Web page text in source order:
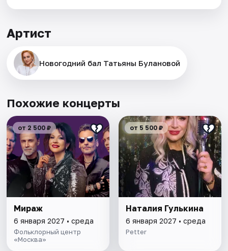
Артист
Новогодний бал Татьяны Булановой
Похожие концерты
от 2 500 ₽
Мираж
6 января 2027 • среда
Фольклорный центр
«Москва»
от 5 500 ₽
Наталия Гулькина
6 января 2027 • среда
Petter